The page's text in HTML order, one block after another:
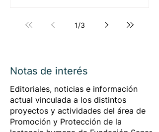
1/3
Notas de interés
Editoriales, noticias e información
actual vinculada a los distintos
proyectos y actividades del área de
Promoción y Protección de la